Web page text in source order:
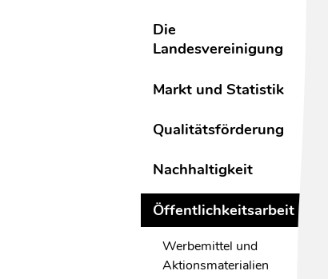
Die
Landesvereinigung
Markt und Statistik
Qualitätsförderung
Nachhaltigkeit
Öffentlichkeitsarbeit
Werbemittel und
Aktionsmaterialien